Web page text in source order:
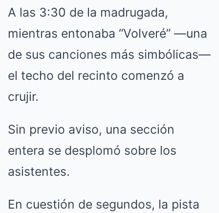
A las 3:30 de la madrugada,
mientras entonaba “Volveré” —una
de sus canciones más simbólicas—
el techo del recinto comenzó a
crujir.
Sin previo aviso, una sección
entera se desplomó sobre los
asistentes.
En cuestión de segundos, la pista